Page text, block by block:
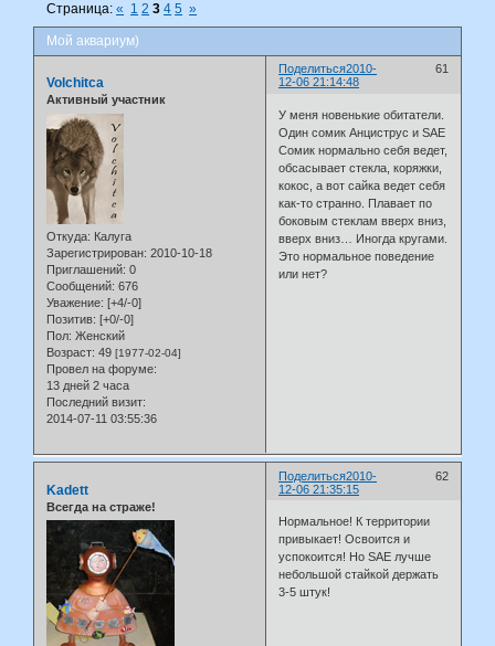
Мой аквариум)
Страница:« 1 2 3 4 5 »
Поделиться 61
2010-
12-06 21:14:48
Volchitca
Активный участник
Откуда: Калуга
Зарегистрирован: 2010-10-18
Приглашений: 0
Сообщений: 676
Уважение: [+4/-0]
Позитив: [+0/-0]
Пол: Женский
Возраст: 49 [1977-02-04]
Провел на форуме:
13 дней 2 часа
Последний визит:
2014-07-11 03:55:36
У меня новенькие обитатели.
Один сомик Анциструс и SAE
Сомик нормально себя ведет,
обсасывает стекла, коряжки,
кокос, а вот сайка ведет себя
как-то странно. Плавает по
боковым стеклам вверх вниз,
вверх вниз… Иногда кругами.
Это нормальное поведение
или нет?
Поделиться 62
2010-
12-06 21:35:15
Kadett
Всегда на страже!
Нормальное! К территории
привыкает! Освоится и
успокоится! Но SAE лучше
небольшой стайкой держать
3-5 штук!